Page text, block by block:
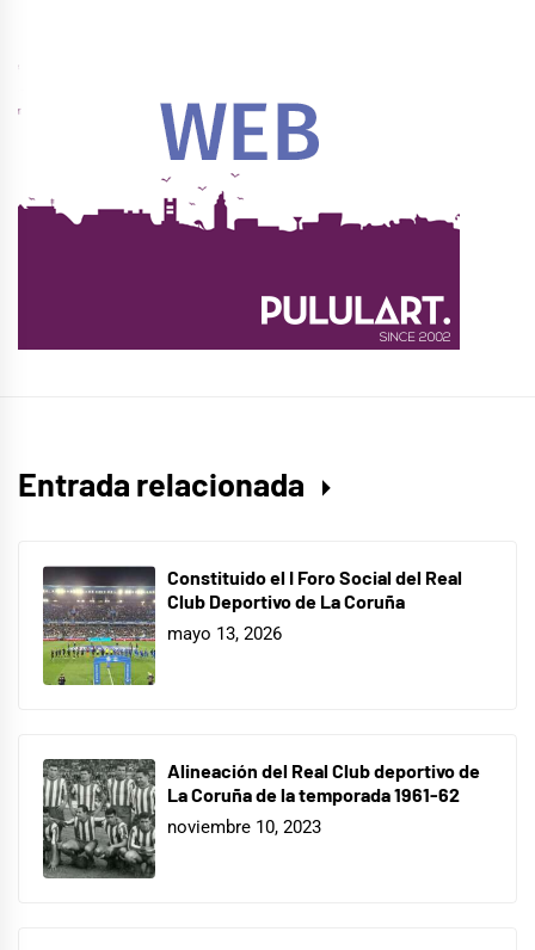
Entrada relacionada
Constituido el I Foro Social del Real
Club Deportivo de La Coruña
mayo 13, 2026
Alineación del Real Club deportivo de
La Coruña de la temporada 1961-62
noviembre 10, 2023